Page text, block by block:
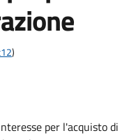
)
per l'acquisto di